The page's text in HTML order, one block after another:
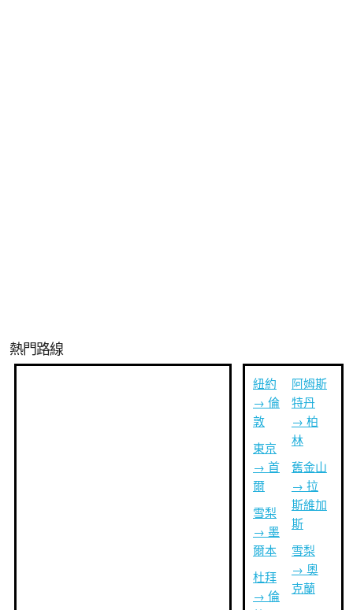
熱門路線
紐約
→ 倫
敦
東京
→ 首
爾
雪梨
→ 墨
爾本
杜拜
→ 倫
阿姆斯
特丹
→ 柏
林
舊金山
→ 拉
斯維加
斯
雪梨
→ 奧
克蘭